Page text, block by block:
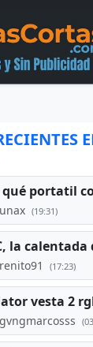
portatil
(19:31)
la calentada
(17:23)